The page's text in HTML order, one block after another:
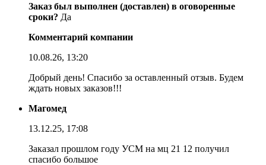
Заказ был выполнен (доставлен) в оговоренные
сроки? Да
Комментарий компании
10.08.26, 13:20
Добрый день! Спасибо за оставленный отзыв. Будем
ждать новых заказов!!!
Магомед
13.12.25, 17:08
Заказал прошлом году УСМ на мц 21 12 получил
спасибо большое